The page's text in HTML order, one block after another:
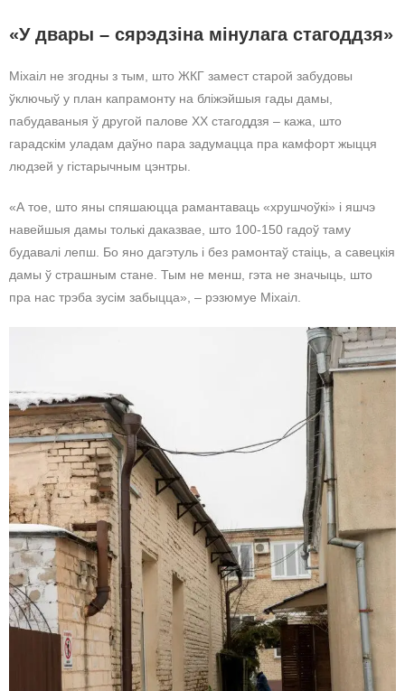
«У двары – сярэдзіна мінулага стагоддзя»
Міхаіл не згодны з тым, што ЖКГ замест старой забудовы
ўключыў у план капрамонту на бліжэйшыя гады дамы,
пабудаваныя ў другой палове ХХ стагоддзя – кажа, што
гарадскім уладам даўно пара задумацца пра камфорт жыцця
людзей у гістарычным цэнтры.
«А тое, што яны спяшаюцца рамантаваць «хрушчоўкі» і яшчэ
навейшыя дамы толькі даказвае, што 100-150 гадоў таму
будавалі лепш. Бо яно дагэтуль і без рамонтаў стаіць, а савецкія
дамы ў страшным стане. Тым не менш, гэта не значыць, што
пра нас трэба зусім забыцца», – рэзюмуе Міхаіл.